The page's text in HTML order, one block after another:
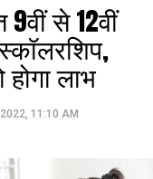
से 12वीं
लाभ
11:10 AM